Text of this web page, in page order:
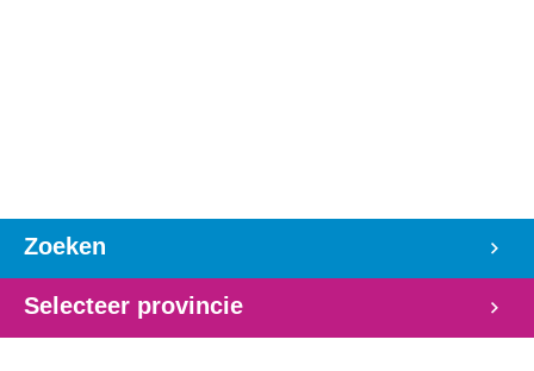
Zoeken
Selecteer provincie